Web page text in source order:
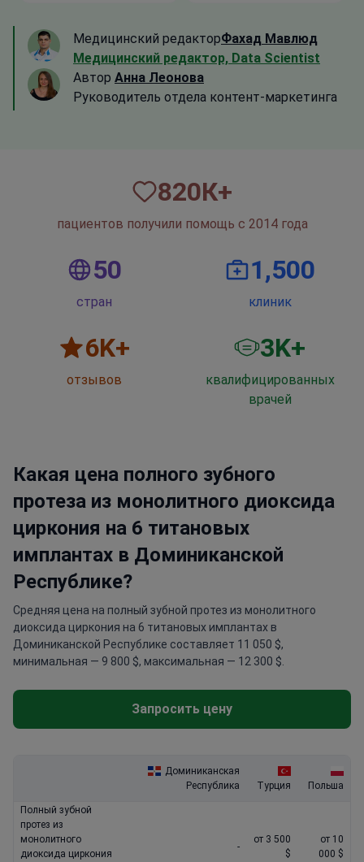
Медицинский редакторФахад Мавлюд
Медицинский редактор, Data Scientist
Автор Анна Леонова
Руководитель отдела контент-маркетинга
820К+
пациентов получили помощь с 2014 года
50
стран
1,500
клиник
6K+
отзывов
3K+
квалифицированных
врачей
Какая цена полного зубного
протеза из монолитного диоксида
циркония на 6 титановых
имплантах в Доминиканской
Республике?
Средняя цена на полный зубной протез из монолитного
диоксида циркония на 6 титановых имплантах в
Доминиканской Республике составляет 11 050 $,
минимальная — 9 800 $, максимальная — 12 300 $.
Запросить цену
Доминиканская
Республика
Турция Польша
Полный зубной
протез из
монолитного
диоксида циркония
-
от 3 500
$
от 10
000 $